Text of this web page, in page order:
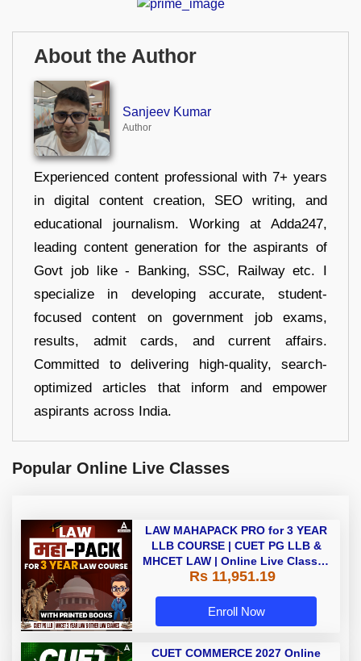
About the Author
Sanjeev Kumar
Author
Experienced content professional with 7+ years
in digital content creation, SEO writing, and
educational journalism. Working at Adda247,
leading content generation for the aspirants of
Govt job like - Banking, SSC, Railway etc. I
specialize in developing accurate, student-
focused content on government job exams,
results, admit cards, and current affairs.
Committed to delivering high-quality, search-
optimized articles that inform and empower
aspirants across India.
Popular Online Live Classes
LAW MAHAPACK PRO for 3 YEAR
LLB COURSE | CUET PG LLB &
MHCET LAW | Online Live Classes
with Printed Books by Adda 247
Rs 11,951.19
Enroll Now
CUET COMMERCE 2027 Online